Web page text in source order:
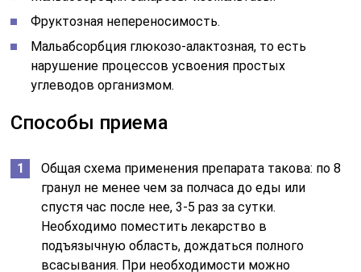
Фруктозная непереносимость.
Мальабсорбция глюкозо-алактозная, то есть
нарушение процессов усвоения простых
углеводов организмом.
Способы приема
Общая схема применения препарата такова: по 8
гранул не менее чем за полчаса до еды или
спустя час после нее, 3-5 раз за сутки.
Необходимо поместить лекарство в
подъязычную область, дождаться полного
всасывания. При необходимости можно